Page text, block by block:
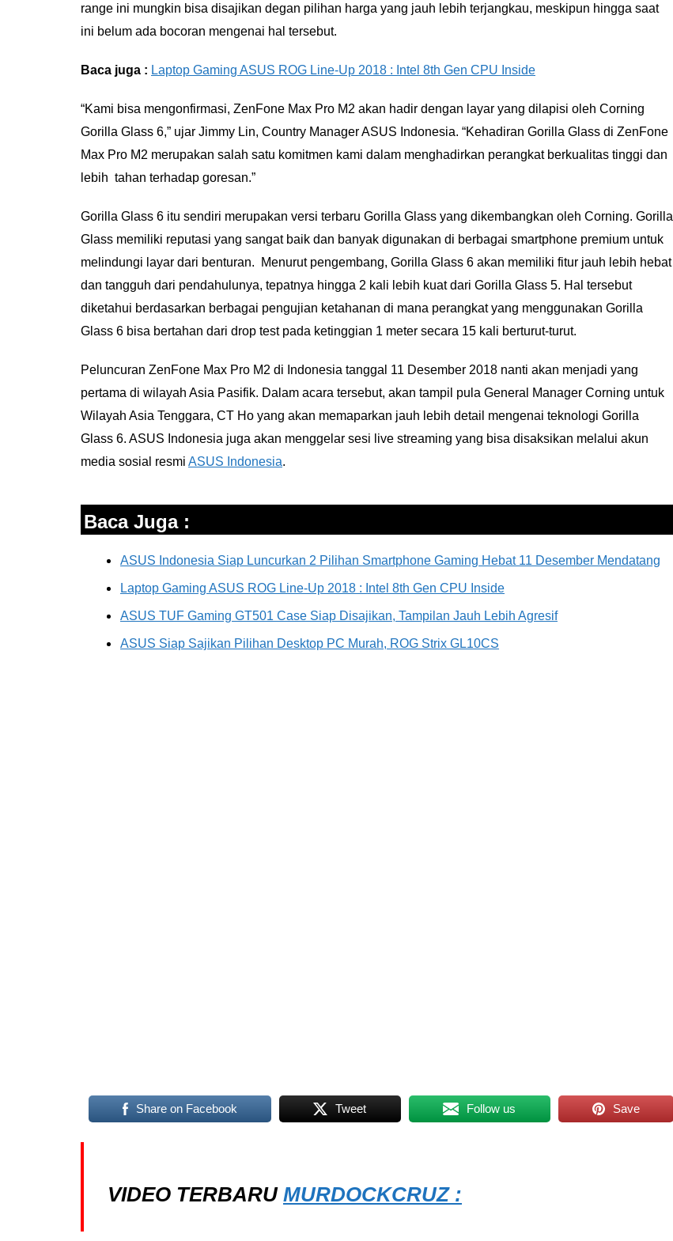
range ini mungkin bisa disajikan degan pilihan harga yang jauh lebih terjangkau, meskipun hingga saat
ini belum ada bocoran mengenai hal tersebut.
Baca juga : Laptop Gaming ASUS ROG Line-Up 2018 : Intel 8th Gen CPU Inside
“Kami bisa mengonfirmasi, ZenFone Max Pro M2 akan hadir dengan layar yang dilapisi oleh Corning
Gorilla Glass 6,” ujar Jimmy Lin, Country Manager ASUS Indonesia. “Kehadiran Gorilla Glass di ZenFone
Max Pro M2 merupakan salah satu komitmen kami dalam menghadirkan perangkat berkualitas tinggi dan
lebih tahan terhadap goresan.”
Gorilla Glass 6 itu sendiri merupakan versi terbaru Gorilla Glass yang dikembangkan oleh Corning. Gorilla
Glass memiliki reputasi yang sangat baik dan banyak digunakan di berbagai smartphone premium untuk
melindungi layar dari benturan. Menurut pengembang, Gorilla Glass 6 akan memiliki fitur jauh lebih hebat
dan tangguh dari pendahulunya, tepatnya hingga 2 kali lebih kuat dari Gorilla Glass 5. Hal tersebut
diketahui berdasarkan berbagai pengujian ketahanan di mana perangkat yang menggunakan Gorilla
Glass 6 bisa bertahan dari drop test pada ketinggian 1 meter secara 15 kali berturut-turut.
Peluncuran ZenFone Max Pro M2 di Indonesia tanggal 11 Desember 2018 nanti akan menjadi yang
pertama di wilayah Asia Pasifik. Dalam acara tersebut, akan tampil pula General Manager Corning untuk
Wilayah Asia Tenggara, CT Ho yang akan memaparkan jauh lebih detail mengenai teknologi Gorilla
Glass 6. ASUS Indonesia juga akan menggelar sesi live streaming yang bisa disaksikan melalui akun
media sosial resmi ASUS Indonesia.
Baca Juga :
ASUS Indonesia Siap Luncurkan 2 Pilihan Smartphone Gaming Hebat 11 Desember Mendatang
Laptop Gaming ASUS ROG Line-Up 2018 : Intel 8th Gen CPU Inside
ASUS TUF Gaming GT501 Case Siap Disajikan, Tampilan Jauh Lebih Agresif
ASUS Siap Sajikan Pilihan Desktop PC Murah, ROG Strix GL10CS
Share on Facebook Tweet Follow us Save
VIDEO TERBARU MURDOCKCRUZ :